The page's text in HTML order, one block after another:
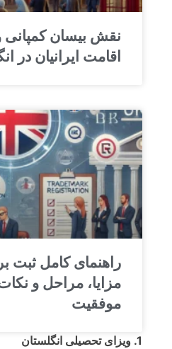
نقش بیسان کمپانی
اقامت ایرانیان در
راهنمای کامل ثبت
مزایا، مراحل و
موفقیت
1. ویزای تحصیلی انگلستان